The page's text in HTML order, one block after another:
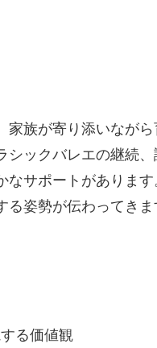
族が寄り添いなが
シックバレエの継続
サポートがありま
る姿勢が伝わってき
る価値観